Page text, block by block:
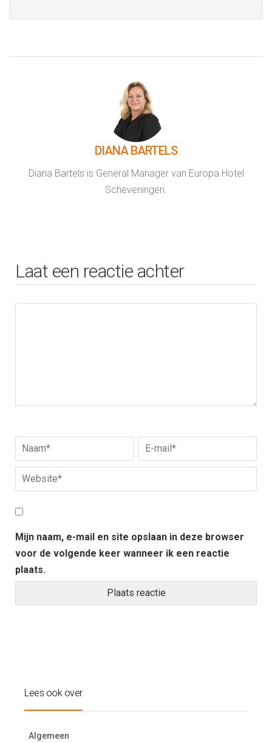
DIANA BARTELS
Diana Bartels is General Manager van Europa Hotel
Scheveningen.
Laat een reactie achter
Mijn naam, e-mail en site opslaan in deze browser
voor de volgende keer wanneer ik een reactie
plaats.
Lees ook over
Algemeen